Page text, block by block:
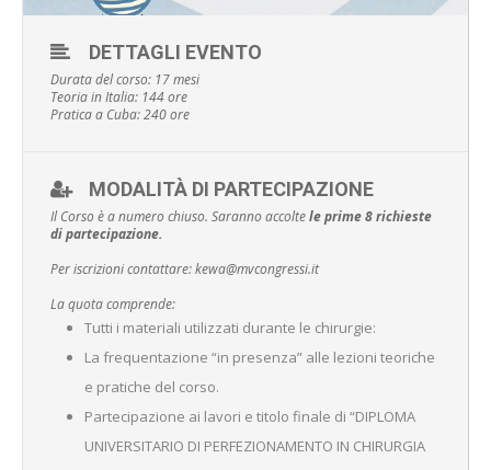
DETTAGLI EVENTO
Durata del corso: 17 mesi
Teoria in Italia: 144 ore
Pratica a Cuba: 240 ore
MODALITÀ DI PARTECIPAZIONE
Il Corso è a numero chiuso. Saranno accoltele prime 8 richieste
di partecipazione.
Per iscrizioni contattare: kewa@mvcongressi.it
La quota comprende:
Tutti i materiali utilizzati durante le chirurgie:
La frequentazione “in presenza” alle lezioni teoriche
e pratiche del corso.
Partecipazione ai lavori e titolo finale di “DIPLOMA
UNIVERSITARIO DI PERFEZIONAMENTO IN CHIRURGIA